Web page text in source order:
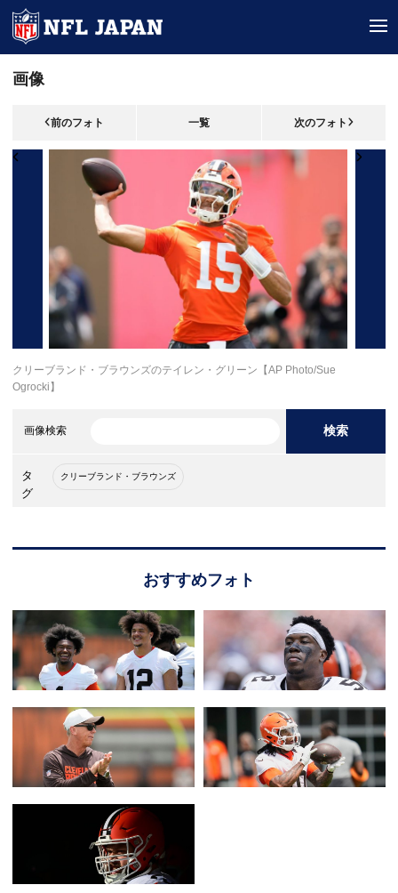
画像
前のフォト 一覧 次のフォト
クリーブランド・ブラウンズのテイレン・グリーン【AP Photo/Sue
Ogrocki】
画像検索 検索
タ
グ
クリーブランド・ブラウンズ
おすすめフォト